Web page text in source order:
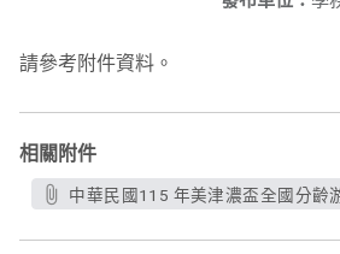
請參考附件資料。
相關附件
中華民國115 年美津濃盃全國分齡